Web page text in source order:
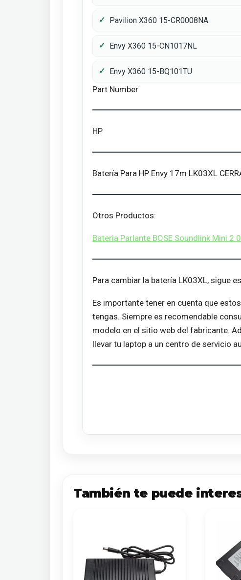
Pavilion X360 15-CR0008NA
Envy X360 15-CN1017NL
Envy X360 15-BQ101TU
Part Number
HP
Batería Para HP Envy 17m LK03XL
Otros Productos:
Bateria Parlante BOSE Soundlink Mini 2
Para cambiar la batería LK03XL, sigue
Es importante tener en cuenta que
tengas. Siempre es recomendable
modelo en el sitio web del fabricante.
llevar tu laptop a un centro de servicio
También te puede